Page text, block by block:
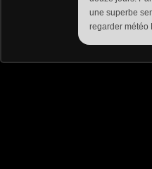
une superbe
regarder météo